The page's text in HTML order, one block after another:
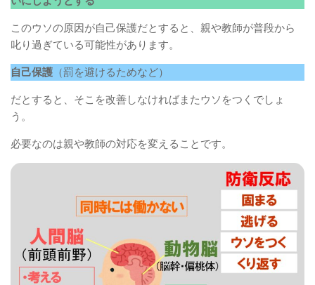
このウソの原因が自己保護だとすると、親や教師が普段から
叱り過ぎている可能性があります。
自己保護 （罰を避けるためなど）
だとすると、そこを改善しなければまたウソをつくでしょ
う。
必要なのは親や教師の対応を変えることです。